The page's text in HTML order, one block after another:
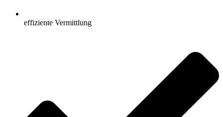
effiziente Vermittlung